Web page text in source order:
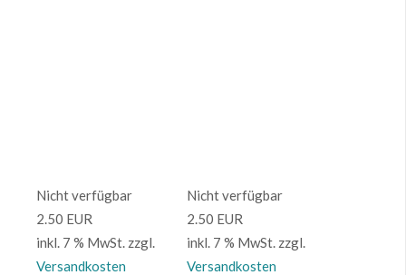
Nicht verfügbar
2.50 EUR
inkl. 7 % MwSt. zzgl.
Versandkosten
Nicht verfügbar
2.50 EUR
inkl. 7 % MwSt. zzgl.
Versandkosten